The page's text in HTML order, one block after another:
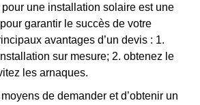
une installation solaire est une
garantir le succès de votre
avantages d’un devis : 1.
sur mesure; 2. obtenez le
les arnaques.
de demander et d’obtenir un